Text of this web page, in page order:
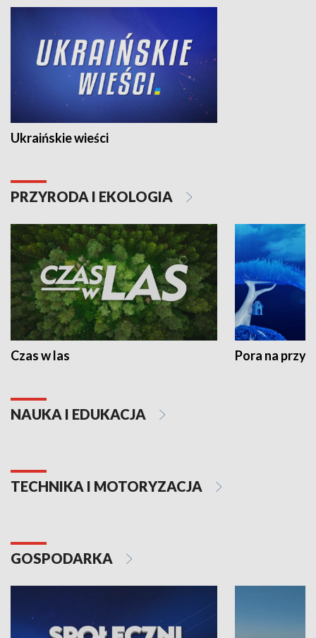
Ukraińskie wieści
PRZYRODA I EKOLOGIA
Czas w las Pora na
NAUKA I EDUKACJA
TECHNIKA I MOTORYZACJA
GOSPODARKA